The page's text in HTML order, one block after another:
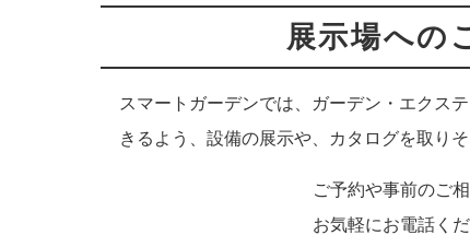
展示場への
スマートガーデンでは、ガーデン・エクス
きるよう、設備の展示や、カタログを取り
ご予約や事前のご
お気軽にお電話くだ